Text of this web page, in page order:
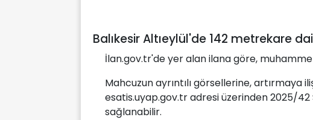
Balıkesir Altıeylül'de 142 metrekare
İlan.gov.tr'de yer alan ilana göre,
Mahcuzun ayrıntılı görsellerine, artırmaya
esatis.uyap.gov.tr adresi üzerinden 2025/42
sağlanabilir.